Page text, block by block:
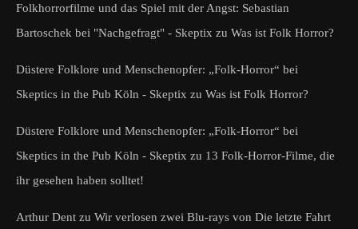
Folkhorrorfilme und das Spiel mit der Angst: Sebastian
Bartoschek bei "Nachgefragt" - Skeptix zu Was ist Folk Horror?
Düstere Folklore und Menschenopfer: „Folk-Horror“ bei
Skeptics in the Pub Köln - Skeptix zu Was ist Folk Horror?
Düstere Folklore und Menschenopfer: „Folk-Horror“ bei
Skeptics in the Pub Köln - Skeptix zu 13 Folk-Horror-Filme, die
ihr gesehen haben solltet!
Arthur Dent zu Wir verlosen zwei Blu-rays von Die letzte Fahrt